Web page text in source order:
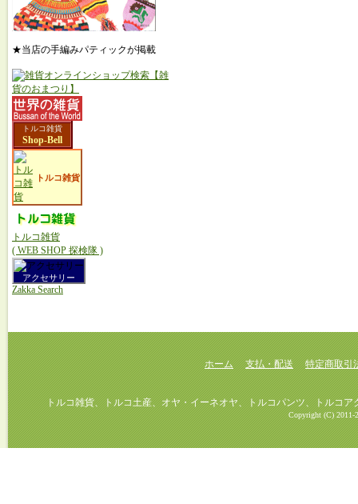
★当店の手編みパティックが掲載
トルコ雑貨
Shop-Bell
トルコ雑貨
トルコ雑貨
( WEB SHOP 探検隊 )
アクセサリー
Zakka Search
ホーム 支払・配送 特定商取引
トルコ雑貨、トルコ土産、オヤ・イーネオヤ、トルコパンツ、トルコアク
Copyright (C) 2011-